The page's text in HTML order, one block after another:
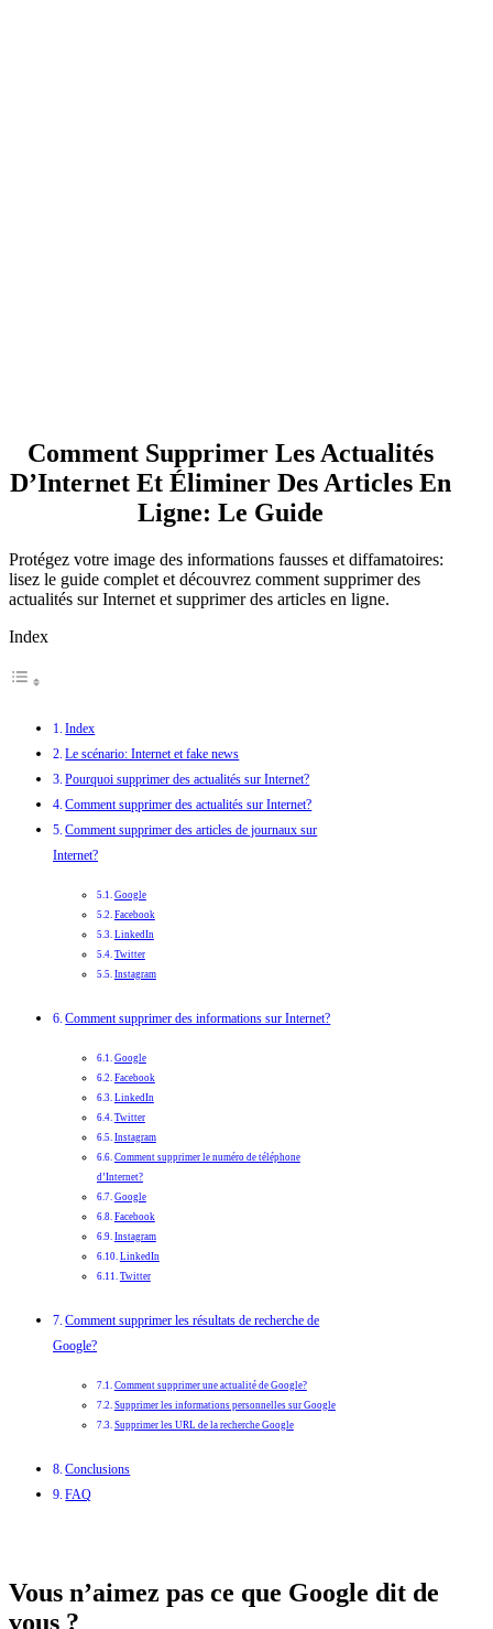
Comment Supprimer Les Actualités
D’Internet Et Éliminer Des Articles En
Ligne: Le Guide
Protégez votre image des informations fausses et diffamatoires:
lisez le guide complet et découvrez comment supprimer des
actualités sur Internet et supprimer des articles en ligne.
Index
Index
Le scénario: Internet et fake news
Pourquoi supprimer des actualités sur Internet?
Comment supprimer des actualités sur Internet?
Comment supprimer des articles de journaux sur
Internet?
Google
Facebook
LinkedIn
Twitter
Instagram
Comment supprimer des informations sur Internet?
Google
Facebook
LinkedIn
Twitter
Instagram
Comment supprimer le numéro de téléphone
d’Internet?
Google
Facebook
Instagram
LinkedIn
Twitter
Comment supprimer les résultats de recherche de
Google?
Comment supprimer une actualité de Google?
Supprimer les informations personnelles sur Google
Supprimer les URL de la recherche Google
Conclusions
FAQ
Vous n’aimez pas ce que Google dit de
vous ?